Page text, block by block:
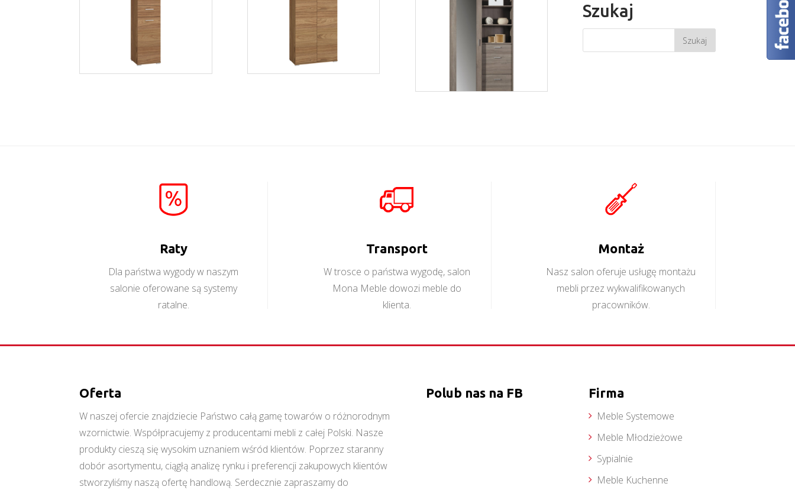
Szukaj
Raty
Dla państwa wygody w naszym
salonie oferowane są systemy
ratalne.
Transport
W trosce o państwa wygodę, salon
Mona Meble dowozi meble do
klienta.
Montaż
Nasz salon oferuje usługę montażu
mebli przez wykwalifikowanych
pracowników.
Oferta
W naszej ofercie znajdziecie Państwo całą gamę towarów o różnorodnym
wzornictwie. Współpracujemy z producentami mebli z całej Polski. Nasze
produkty cieszą się wysokim uznaniem wśród klientów. Poprzez staranny
dobór asortymentu, ciągłą analizę rynku i preferencji zakupowych klientów
stworzyliśmy naszą ofertę handlową. Serdecznie zapraszamy do
Polub nas na FB Firma
Meble Systemowe
Meble Młodzieżowe
Sypialnie
Meble Kuchenne